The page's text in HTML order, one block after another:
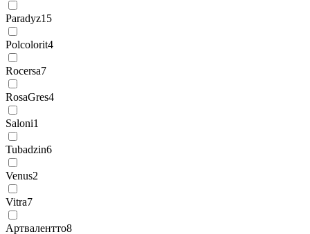
Paradyz15
Polcolorit4
Rocersa7
RosaGres4
Saloni1
Tubadzin6
Venus2
Vitra7
Артвалентто8